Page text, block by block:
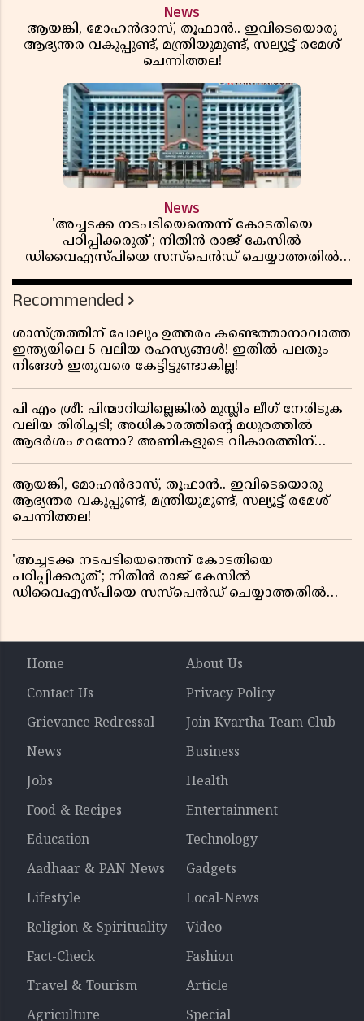
News
ആയങ്കി, മോഹൻദാസ്, തൂഫാൻ.. ഇവിടെയൊരു
ആഭ്യന്തര വകുപ്പുണ്ട്, മന്ത്രിയുമുണ്ട്, സല്യൂട്ട് രമേശ്‌
ചെന്നിത്തല!
News
'അച്ചടക്ക നടപടിയെന്തെന്ന് കോടതിയെ
പഠിപ്പിക്കരുത്'; നിതിൻ രാജ് കേസിൽ
ഡിവൈഎസ്പിയെ സസ്പെൻഡ് ചെയ്യാത്തതിൽ
Recommended
ശാസ്ത്രത്തിന് പോലും ഉത്തരം കണ്ടെത്താനാവാത്ത
ഇന്ത്യയിലെ 5 വലിയ രഹസ്യങ്ങൾ! ഇതിൽ പലതും
നിങ്ങൾ ഇതുവരെ കേട്ടിട്ടുണ്ടാകില്ല!
പി എം ശ്രീ: പിന്മാറിയില്ലെങ്കിൽ മുസ്ലിം ലീഗ് നേരിടുക
വലിയ തിരിച്ചടി; അധികാരത്തിന്റെ മധുരത്തിൽ
ആദർശം മറന്നോ? അണികളുടെ വികാരത്തിന്
ആയങ്കി, മോഹൻദാസ്, തൂഫാൻ.. ഇവിടെയൊരു
ആഭ്യന്തര വകുപ്പുണ്ട്, മന്ത്രിയുമുണ്ട്, സല്യൂട്ട് രമേശ്‌
ചെന്നിത്തല!
'അച്ചടക്ക നടപടിയെന്തെന്ന് കോടതിയെ
പഠിപ്പിക്കരുത്'; നിതിൻ രാജ് കേസിൽ
ഡിവൈഎസ്പിയെ സസ്പെൻഡ് ചെയ്യാത്തതിൽ
Home
About Us
Contact Us
Privacy Policy
Grievance Redressal
Join Kvartha Team Club
News
Business
Jobs
Health
Food & Recipes
Entertainment
Education
Technology
Aadhaar & PAN News
Gadgets
Lifestyle
Local-News
Religion & Spirituality
Video
Fact-Check
Fashion
Travel & Tourism
Article
Agriculture
Special